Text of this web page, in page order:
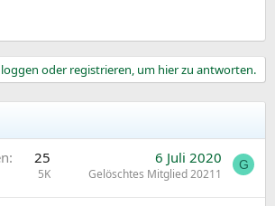
oder registrieren, um hier zu antworten.
25
5K
6 Juli 2020
Gelöschtes Mitglied 20211
G